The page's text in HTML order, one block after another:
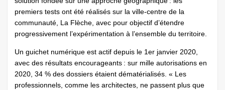
premiers tests ont été réalisés sur la ville-centre de la
communauté, La Flèche, avec pour objectif d’étendre
progressivement l’expérimentation à l’ensemble du territoire.
Un guichet numérique est actif depuis le 1er janvier 2020,
avec des résultats encourageants : sur mille autorisations en
2020, 34 % des dossiers étaient dématérialisés. « Les
professionnels, comme les architectes, ne passent plus que